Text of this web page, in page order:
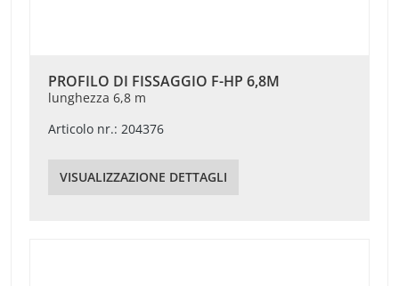
PROFILO DI FISSAGGIO F-HP 6,8M
lunghezza 6,8 m
Articolo nr.: 204376
VISUALIZZAZIONE DETTAGLI